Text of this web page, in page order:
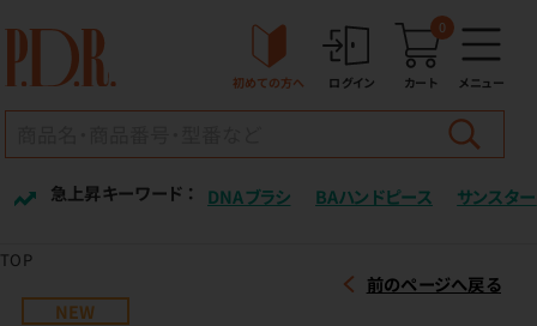
初めての方へ ログイン カート
0
メニュー
急上昇キーワード ： DNAブラシ BAハンドピース サンスター
TOP
前のページへ戻る
NEW